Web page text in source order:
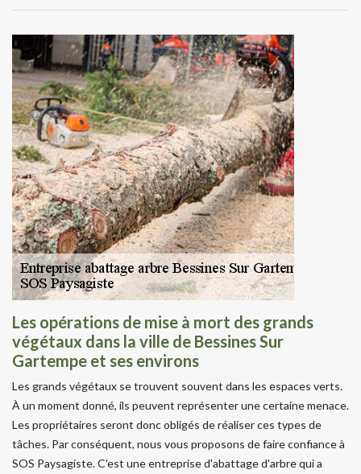
Les opérations de mise à mort des grands
végétaux dans la ville de Bessines Sur
Gartempe et ses environs
Les grands végétaux se trouvent souvent dans les espaces verts.
À un moment donné, ils peuvent représenter une certaine menace.
Les propriétaires seront donc obligés de réaliser ces types de
tâches. Par conséquent, nous vous proposons de faire confiance à
SOS Paysagiste. C'est une entreprise d'abattage d'arbre qui a